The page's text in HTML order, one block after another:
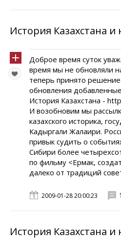
История Казахстана и
Доброе время суток
время мы не обновляли
теперь принято
обновления
История Казахстана -
И возобновим мы
казахского историка,
Кадыргали Жалаири.
привык судить о
Сибири более
по фильму <Ермак,
далеко от традиций
2009-01-28 20:00:23
История Казахстана и